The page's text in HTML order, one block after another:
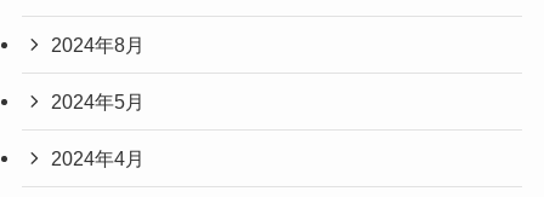
2024年8月
2024年5月
2024年4月